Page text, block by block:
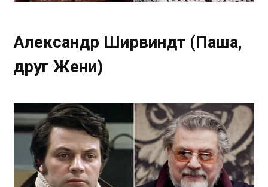
Александр Ширвиндт (Паша,
друг Жени)